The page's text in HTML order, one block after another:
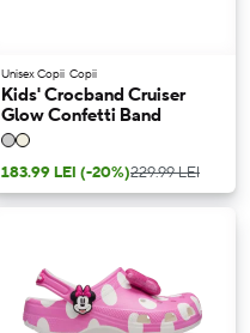
Unisex Copii Copii
Kids' Crocband Cruiser
Glow Confetti Band
183.99 LEI (-20%)229.99 LEI